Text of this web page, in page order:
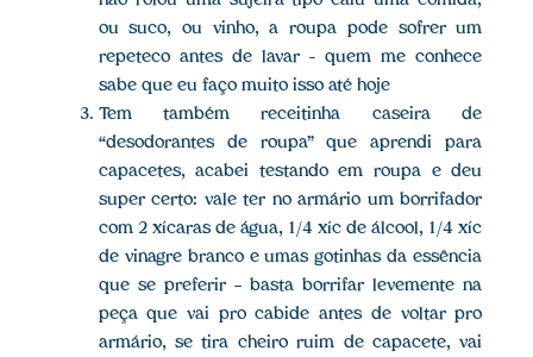
ou suco, ou vinho, a roupa pode sofrer um
repeteco antes de lavar – quem me conhece
sabe que eu faço muito isso até hoje
Tem também receitinha caseira de
“desodorantes de roupa” que aprendi para
capacetes, acabei testando em roupa e deu
super certo: vale ter no armário um borrifador
com 2 xícaras de água, 1/4 xíc de álcool, 1/4 xíc
de vinagre branco e umas gotinhas da essência
que se preferir — basta borrifar levemente na
peça que vai pro cabide antes de voltar pro
armário, se tira cheiro ruim de capacete, vai